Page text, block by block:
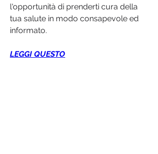
l'opportunità di prenderti cura della
tua salute in modo consapevole ed
informato.
LEGGI QUESTO